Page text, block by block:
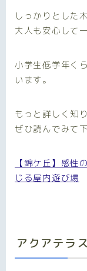
しっかりとした
大人も安心して
小学生低学年く
います。
もっと詳しく知
ぜひ読んでみて
【錦ケ丘】感性
じる屋内遊び場
アクアテラ